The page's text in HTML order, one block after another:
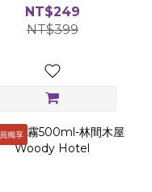
NT$249
NT$399
獨享